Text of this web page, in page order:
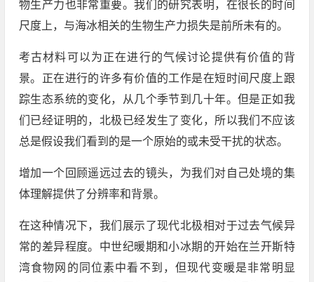
物生产力也非常重要。我们的研究表明，在很长的时间
尺度上，与海冰相关的生物生产力损失是前所未有的。
考古材料可以为正在进行的气候讨论提供有价值的背
景。正在进行的许多有价值的工作是在短时间尺度上跟
踪生态系统的变化，从几个季节到几十年。但是正如我
们已经证明的，北极已经发生了变化，所以我们不应该
总是假设我们看到的是一个原始的或未受干扰的状态。
增加一个回顾遥远过去的镜头，为我们对自己处境的集
体理解提供了分辨率和背景。
在这种情况下，我们展示了现代北极相对于过去气候异
常的差异程度。中世纪暖期和小冰期的开始在兰开斯特
湾食物网的同位素中看不到，但现代变暖是非常明显